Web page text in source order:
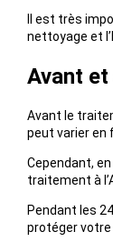
Il est très
nettoyage et
Avant et
Avant le
peut varier en
Cependant,
traitement à
Pendant les
protéger votre